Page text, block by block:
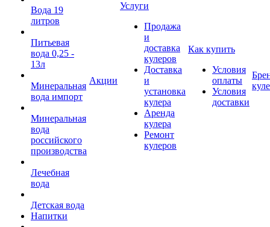
Вода 19
литров
Питьевая
вода 0,25 -
13л
Минеральная
вода импорт
Минеральная
вода
российского
производства
Лечебная
вода
Детская вода
Напитки
Акции
Услуги
Продажа
и
доставка
кулеров
Доставка
и
установка
кулера
Аренда
кулера
Ремонт
кулеров
Как купить
Условия
оплаты
Условия
доставки